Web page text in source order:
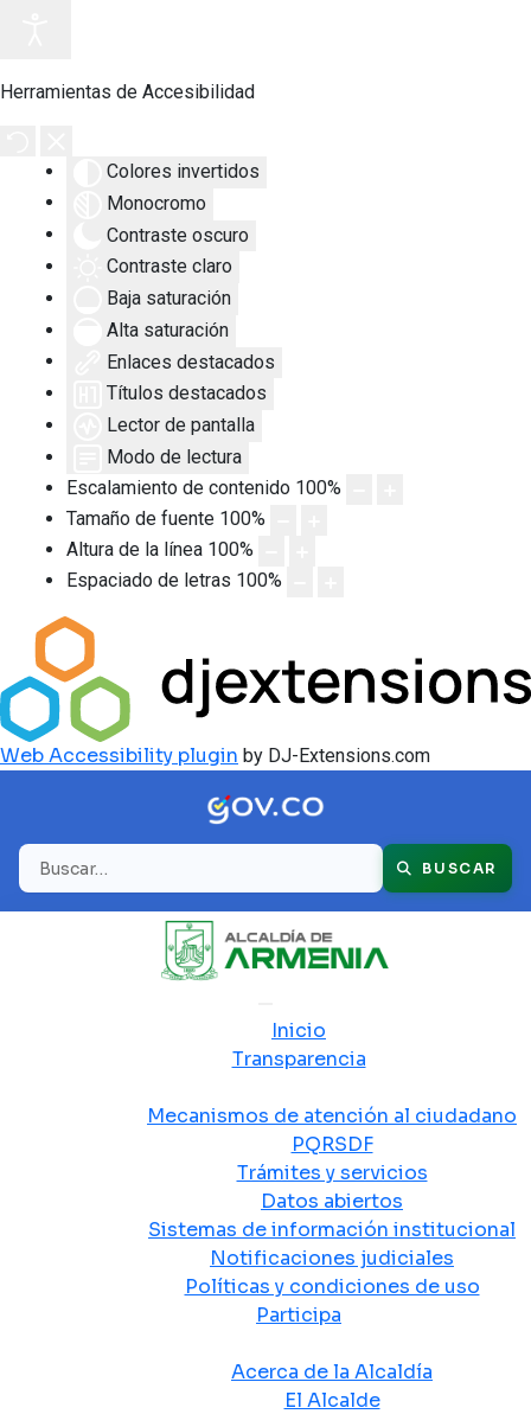
Herramientas de Accesibilidad
Colores invertidos
Monocromo
Contraste oscuro
Contraste claro
Baja saturación
Alta saturación
Enlaces destacados
Títulos destacados
Lector de pantalla
Modo de lectura
Escalamiento de contenido 100%
Tamaño de fuente 100%
Altura de la línea 100%
Espaciado de letras 100%
Web Accessibility plugin by DJ-Extensions.com
Buscar BUSCAR
Inicio
Transparencia
Mecanismos de atención al ciudadano
PQRSDF
Trámites y servicios
Datos abiertos
Sistemas de información institucional
Notificaciones judiciales
Políticas y condiciones de uso
Participa
Acerca de la Alcaldía
El Alcalde